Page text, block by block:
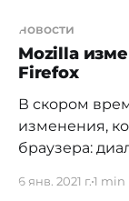
релизов
Backspace
комбинацию
новости
Mozilla
Firefox
В скором
изменения,
браузера:
изменения
6 янв. 2021 г.1 min